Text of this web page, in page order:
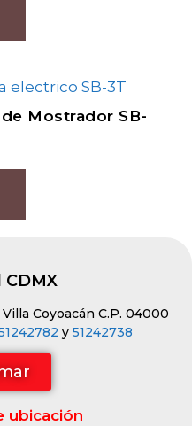
Mostrador SB-
CDMX
Coyoacán C.P. 04000
y 51242738
ubicación